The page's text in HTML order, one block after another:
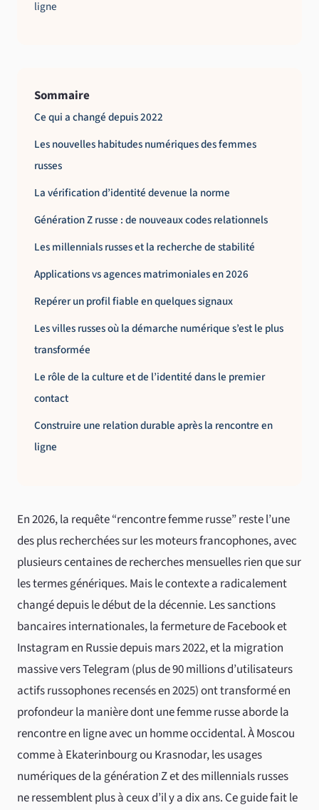
ligne
Sommaire
Ce qui a changé depuis 2022
Les nouvelles habitudes numériques des femmes
russes
La vérification d’identité devenue la norme
Génération Z russe : de nouveaux codes relationnels
Les millennials russes et la recherche de stabilité
Applications vs agences matrimoniales en 2026
Repérer un profil fiable en quelques signaux
Les villes russes où la démarche numérique s’est le plus
transformée
Le rôle de la culture et de l’identité dans le premier
contact
Construire une relation durable après la rencontre en
ligne
En 2026, la requête “rencontre femme russe” reste l’une
des plus recherchées sur les moteurs francophones, avec
plusieurs centaines de recherches mensuelles rien que sur
les termes génériques. Mais le contexte a radicalement
changé depuis le début de la décennie. Les sanctions
bancaires internationales, la fermeture de Facebook et
Instagram en Russie depuis mars 2022, et la migration
massive vers Telegram (plus de 90 millions d’utilisateurs
actifs russophones recensés en 2025) ont transformé en
profondeur la manière dont une femme russe aborde la
rencontre en ligne avec un homme occidental. À Moscou
comme à Ekaterinbourg ou Krasnodar, les usages
numériques de la génération Z et des millennials russes
ne ressemblent plus à ceux d’il y a dix ans. Ce guide fait le